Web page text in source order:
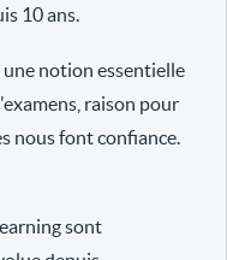
10 ans.
notion essentielle
raison pour
nous font confiance.
sont